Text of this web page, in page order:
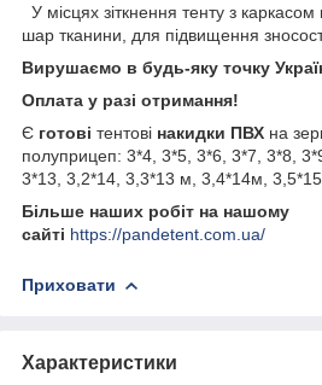
У місцях зіткнення тенту з
шар тканини, для підвищення
Вирушаємо в будь-яку точку
Оплата у разі отримання!
Є готові тентові накидки ПВХ на
полуприцеп: 3*4, 3*5, 3*6, 3*7, 3*8,
3*13, 3,2*14, 3,3*13 м, 3,4*14м,
Більше наших робіт на нашому
сайті https://pandetent.com.ua/
Приховати
Характеристики